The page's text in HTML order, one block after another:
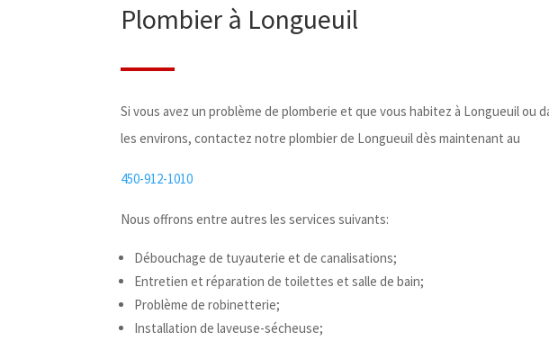
Plombier à Longueuil
Si vous avez un problème de plomberie et que vous habitez à Longueuil ou
les environs, contactez notre plombier de Longueuil dès maintenant au
450-912-1010
Nous offrons entre autres les services suivants:
Débouchage de tuyauterie et de canalisations;
Entretien et réparation de toilettes et salle de bain;
Problème de robinetterie;
Installation de laveuse-sécheuse;